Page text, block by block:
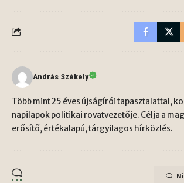
András Székely
Több mint 25 éves újságírói tapasztalattal,
napilapok politikai rovatvezetője. Célja a
erősítő, értékalapú, tárgyilagos hírközlés.